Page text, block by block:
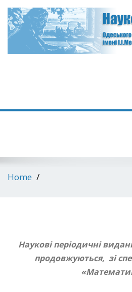
Home
Наукові періодичні
продовжуються, зі